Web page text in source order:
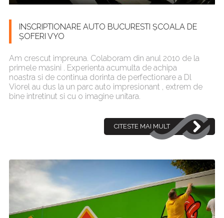
INSCRIPTIONARE AUTO BUCURESTI ȘCOALA DE
ȘOFERI VYO
Am crescut impreuna. Colaboram din anul 2010 de la
primele masini . Experienta acumulta de achipa
noastra si de continua dorinta de perfectionare a Dl
Viorel au dus la un parc auto impresionant , extrem de
bine intretinut si cu o imagine unitara.
CITESTE MAI MULT